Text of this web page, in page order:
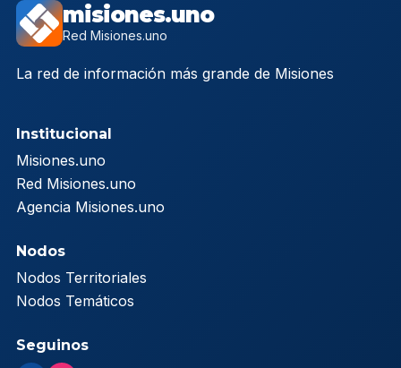
misiones.uno
Red Misiones.uno
La red de información más grande de Misiones
Institucional
Misiones.uno
Red Misiones.uno
Agencia Misiones.uno
Nodos
Nodos Territoriales
Nodos Temáticos
Seguinos